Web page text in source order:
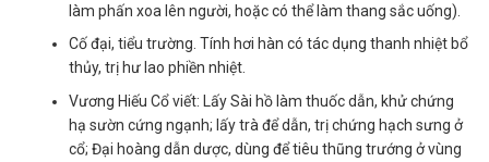
làm phấn xoa lên người, hoặc có thể làm thang sắc uống).
Cố đại, tiểu trường. Tính hơi hàn có tác dụng thanh nhiệt bổ
thủy, trị hư lao phiền nhiệt.
Vương Hiếu Cổ viết: Lấy Sài hồ làm thuốc dẫn, khử chứng
hạ sườn cứng ngạnh; lấy trà để dẫn, trị chứng hạch sưng ở
cổ; Đại hoàng dẫn dược, dùng để tiêu thũng trướng ở vùng